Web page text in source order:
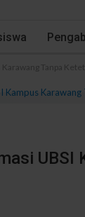
Tanpa
UBSI